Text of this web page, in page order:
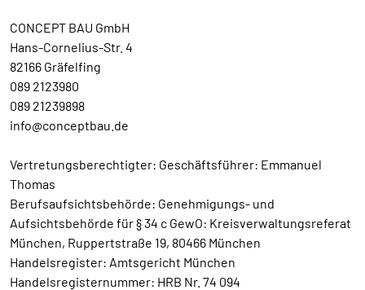
CONCEPT BAU GmbH
Hans-Cornelius-Str. 4
82166 Gräfelfing
089 2123980
089 21239898
info@conceptbau.de
Vertretungsberechtigter: Geschäftsführer: Emmanuel
Thomas
Berufsaufsichtsbehörde: Genehmigungs- und
Aufsichtsbehörde für § 34 c GewO: Kreisverwaltungsreferat
München, Ruppertstraße 19, 80466 München
Handelsregister: Amtsgericht München
Handelsregisternummer: HRB Nr. 74 094